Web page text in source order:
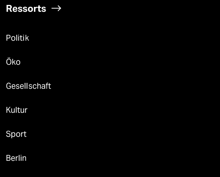
Ressorts
Politik
Öko
Gesellschaft
Kultur
Sport
Berlin